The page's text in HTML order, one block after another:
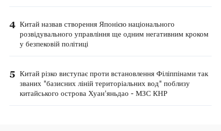
4 Китай назвав створення Японією національного
розвідувального управління ще одним негативним кроком
у безпековій політиці
5 Китай різко виступає проти встановлення Філіппінами так
званих "базисних ліній територіальних вод" поблизу
китайського острова Хуан'яньдао - МЗС КНР